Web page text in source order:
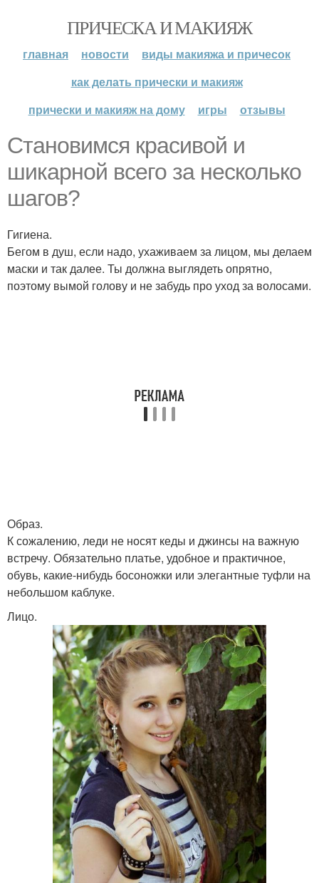
ПРИЧЕСКА И МАКИЯЖ
главная новости
виды макияжа и причесок
как делать прически и макияж
прически и макияж на дому
игры отзывы
Становимся красивой и
шикарной всего за несколько
шагов?
Гигиена.
Бегом в душ, если надо, ухаживаем за лицом, мы делаем
маски и так далее. Ты должна выглядеть опрятно,
поэтому вымой голову и не забудь про уход за волосами.
Образ.
К сожалению, леди не носят кеды и джинсы на важную
встречу. Обязательно платье, удобное и практичное,
обувь, какие-нибудь босоножки или элегантные туфли на
небольшом каблуке.
Лицо.